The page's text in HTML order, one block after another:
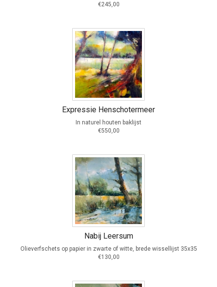
€245,00
Expressie Henschotermeer
In naturel houten baklijst
€550,00
Nabij Leersum
Olieverfschets op papier in zwarte of witte, brede wissellijst 35x35
€130,00